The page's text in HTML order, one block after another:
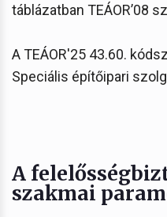
táblázatban TEÁOR’08
A TEÁOR'25 43.60.
Speciális építőipari
A
szakmai